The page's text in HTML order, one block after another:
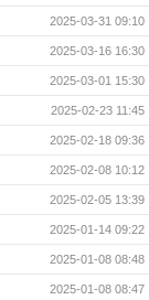
2025-03-31 09:10
2025-03-16 16:30
2025-03-01 15:30
2025-02-23 11:45
2025-02-18 09:36
2025-02-08 10:12
2025-02-05 13:39
2025-01-14 09:22
2025-01-08 08:48
2025-01-08 08:47